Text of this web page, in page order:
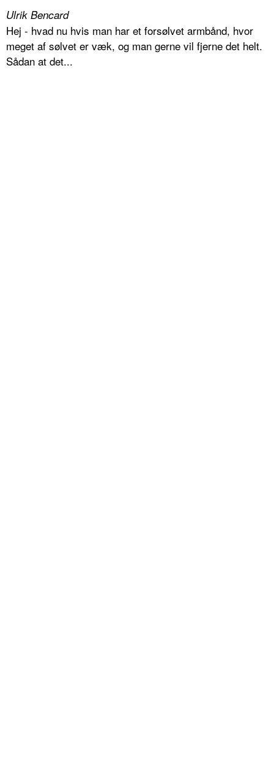
Ulrik Bencard
Hej - hvad nu hvis man har et forsølvet armbånd, hvor
meget af sølvet er væk, og man gerne vil fjerne det helt.
Sådan at det...